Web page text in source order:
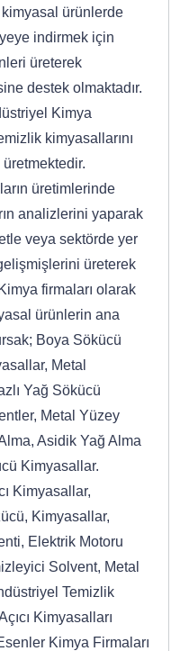
ürünlerde
indirmek için
üreterek
destek olmaktadır.
Kimya
kimyasallarını
üretimlerinde
analizlerini yaparak
veya sektörde yer
üreterek
firmaları olarak
ürünlerin ana
Boya Sökücü
Metal
Yağ Sökücü
Metal Yüzey
Asidik Yağ Alma
Kimyasallar.
Kimyasallar,
Kimyasallar,
Elektrik Motoru
Solvent, Metal
Temizlik
Kimyasalları
Kimya Firmaları